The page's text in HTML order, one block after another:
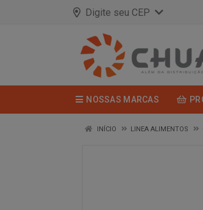
Digite seu CEP
NOSSAS MARCAS
INÍCIO LINEA ALIMENTOS